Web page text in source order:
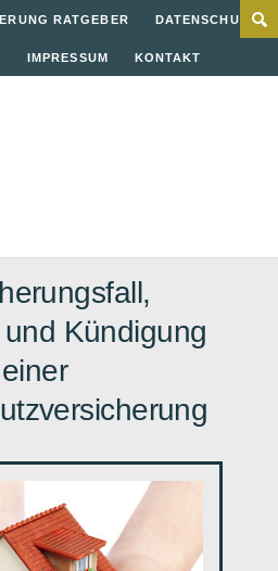
RATGEBER DATENSCHUTZ
IMPRESSUM KONTAKT
Kündigung
einer